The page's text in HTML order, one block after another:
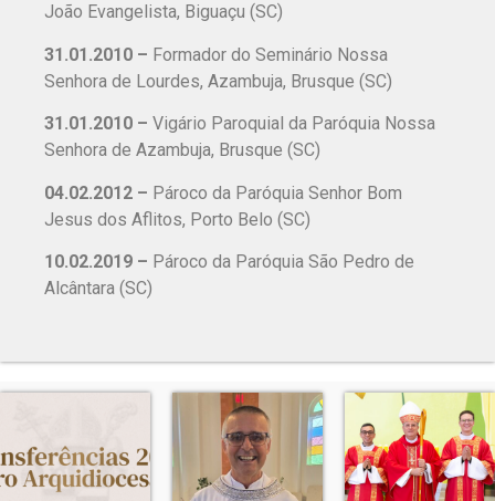
João Evangelista, Biguaçu (SC)
31.01.2010 – Formador do Seminário Nossa
Senhora de Lourdes, Azambuja, Brusque (SC)
31.01.2010 – Vigário Paroquial da Paróquia Nossa
Senhora de Azambuja, Brusque (SC)
04.02.2012 – Pároco da Paróquia Senhor Bom
Jesus dos Aflitos, Porto Belo (SC)
10.02.2019 – Pároco da Paróquia São Pedro de
Alcântara (SC)